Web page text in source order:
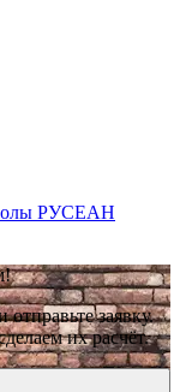
полы РУСЕАН
отправьте заявку.
их расчёт.